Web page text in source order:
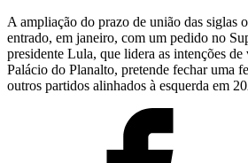
A ampliação do prazo de união das siglas
entrado, em janeiro, com um pedido no
presidente Lula, que lidera as intenções
Palácio do Planalto, pretende fechar uma
outros partidos alinhados à esquerda em